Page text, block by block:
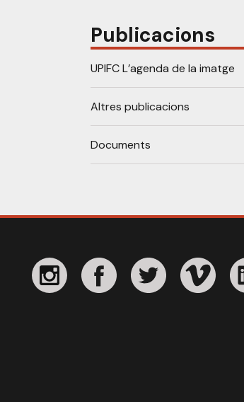
Publicacions
UPIFC L’agenda de la imatge
Altres publicacions
Documents